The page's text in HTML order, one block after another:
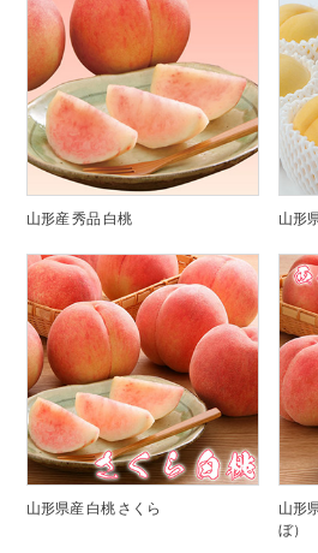
山形産 秀品 白桃 山形
山形県産 白桃 さくら
山形
ぼ）